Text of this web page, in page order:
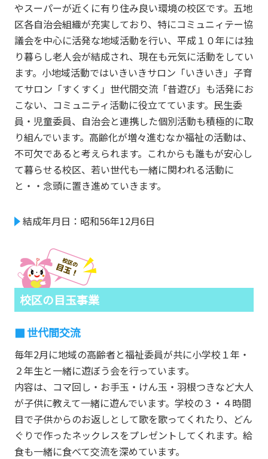
やスーパーが近くに有り住み良い環境の校区です。五地
区各自治会組織が充実しており、特にコミュニィテー協
議会を中心に活発な地域活動を行い、平成１０年には独
り暮らし老人会が結成され、現在も元気に活動をしてい
ます。小地域活動ではいきいきサロン「いきいき」子育
てサロン「すくすく」世代間交流「昔遊び」も活発にお
こない、コミュニティ活動に役立てています。民生委
員・児童委員、自治会と連携した個別活動も積極的に取
り組んでいます。高齢化が増々進むなか福祉の活動は、
不可欠であると考えられます。これからも誰もが安心し
て暮らせる校区、若い世代も一緒に関われる活動に
と・・念頭に置き進めていきます。
結成年月日：昭和56年12月6日
校区の目玉事業
世代間交流
毎年2月に地域の高齢者と福祉委員が共に小学校１年・
２年生と一緒に遊ぼう会を行っています。
内容は、コマ回し・お手玉・けん玉・羽根つきなど大人
が子供に教えて一緒に遊んでいます。学校の３・４時間
目で子供からのお返しとして歌を歌ってくれたり、どん
ぐりで作ったネックレスをプレゼントしてくれます。給
食も一緒に食べて交流を深めています。